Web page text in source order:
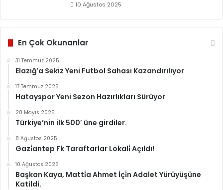
10 Ağustos 2025
En Çok Okunanlar
31 Temmuz 2025
Elazığ’a Sekiz Yeni Futbol Sahası Kazandırılıyor
17 Temmuz 2025
Hatayspor Yeni Sezon Hazırlıkları Sürüyor
28 Mayıs 2025
Türkiye’nin ilk 500′ üne girdiler.
8 Ağustos 2025
Gazi̇antep Fk Taraftarlar Lokali̇ Açıldı!
10 Ağustos 2025
Başkan Kaya, Matti̇a Ahmet İçi̇n Adalet Yürüyüşüne
Katildi.